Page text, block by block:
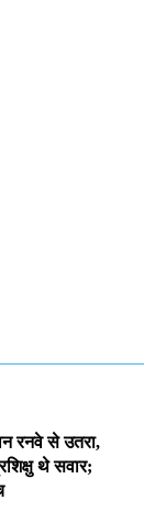
रनवे से उतरा,
थे सवार;